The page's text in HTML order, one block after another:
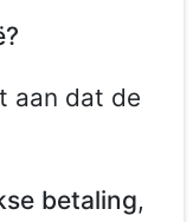
aan dat de
betaling,